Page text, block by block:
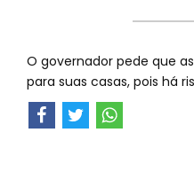
O governador pede que
para suas casas, pois há